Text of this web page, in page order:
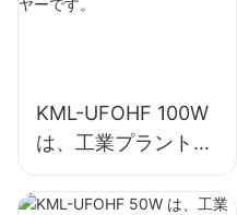
KML-UFOHF 100W
は、工業プラント、
倉庫、その他の屋内
照明アプリケーショ